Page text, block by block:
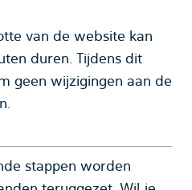
van de website kan
duren. Tijdens dit
geen wijzigingen aan de
stappen worden